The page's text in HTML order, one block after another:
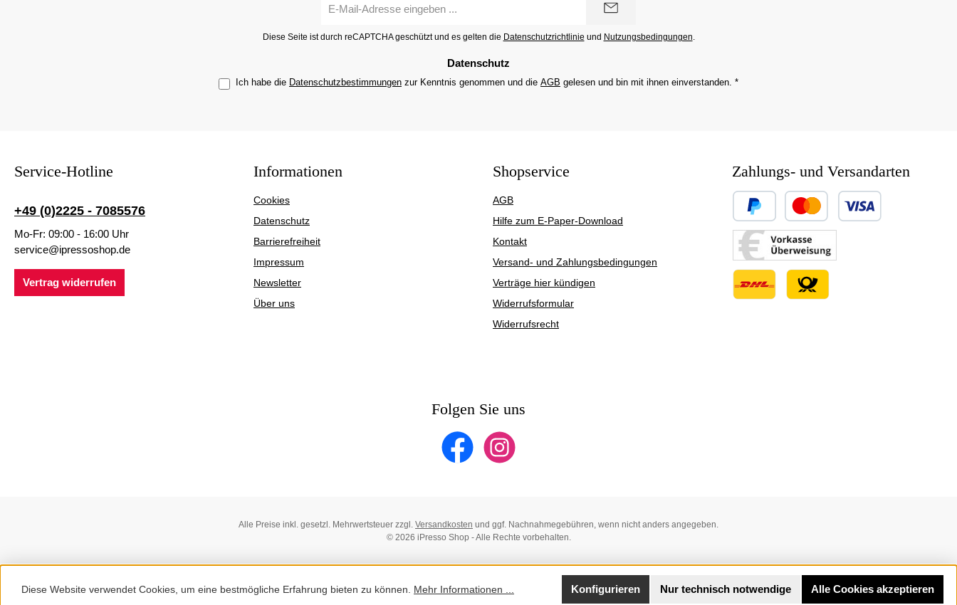
Mail-
Diese Seite ist durch reCAPTCHA geschützt und es gelten die Datenschutzrichtlinie und Nutzungsbedingungen
Datenschutz
Ich habe die Datenschutzbestimmungen zur Kenntnis genommen und die AGB gelesen und bin mit ihnen einverstanden. *
Service-Hotline
+49 (0)2225 - 7085576
Mo-Fr: 09:00 - 16:00 Uhr
service@ipressoshop.de
Vertrag widerrufen
Informationen
Cookies
Datenschutz
Barrierefreiheit
Impressum
Newsletter
Über uns
Shopservice
AGB
Hilfe zum E-Paper-Download
Kontakt
Versand- und Zahlungsbedingungen
Verträge hier kündigen
Widerrufsformular
Widerrufsrecht
Zahlungs- und Versandarten
Benutzerdefiniertes Bild 1
Benutzerdefiniertes Bild 2
Benutzerdefiniertes Bild 3
Folgen Sie uns
Facebook Instagram
Alle Preise inkl. gesetzl. Mehrwertsteuer zzgl. Versandkosten und ggf. Nachnahmegebühren, wenn nicht anders angegeben.
© 2026 iPresso Shop - Alle Rechte vorbehalten.
Diese Website verwendet Cookies, um eine bestmögliche Erfahrung bieten zu können. Mehr Informationen ... Nur technisch notwendige
Konfigurieren Alle Cookies akzeptieren